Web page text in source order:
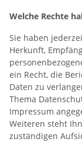
Welche Rechte
Sie haben
Herkunft,
ein Recht, die
Daten zu
Thema
Impressum
Weiteren steht
zuständigen